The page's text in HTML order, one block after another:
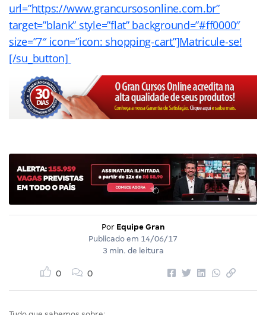
url=”https://www.grancursosonline.com.br”
target=”blank” style=”flat” background=”#ff0000″
size=”7″ icon=”icon: shopping-cart”]Matricule-se!
[/su_button]
Por Equipe Gran
Publicado em 14/06/17
3 min. de leitura
0 0